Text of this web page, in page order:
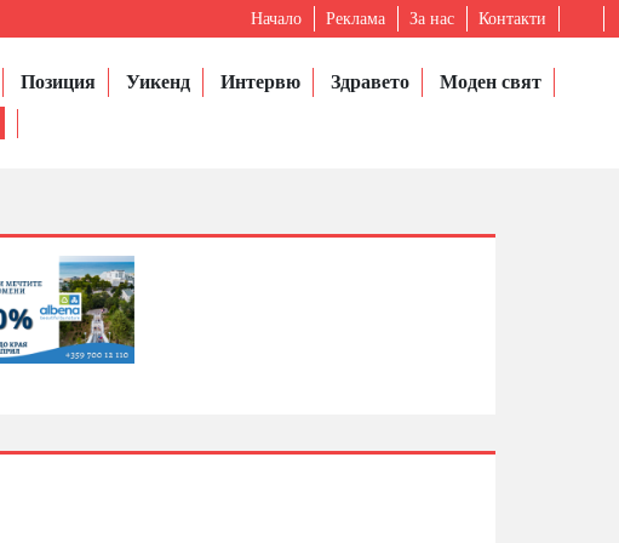
Начало Реклама За нас Контакти
Позиция Уикенд Интервю Здравето
Моден свят